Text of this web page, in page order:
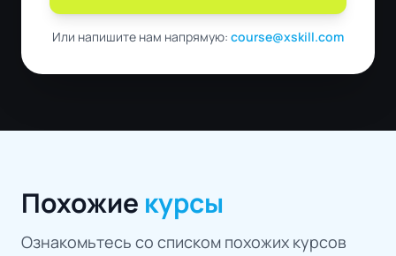
Или напишите нам напрямую: course@xskill.com
Похожие курсы
Ознакомьтесь со списком похожих курсов